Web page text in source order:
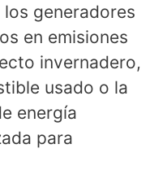
generadores
en emisiones
invernadero,
usado o la
energía
para